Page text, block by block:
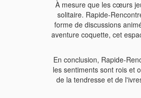
À mesure que les cœurs
solitaire. Rapide-
forme de discussions
aventure coquette, cet
En conclusion, Rapide-
les sentiments sont rois et
de la tendresse et de